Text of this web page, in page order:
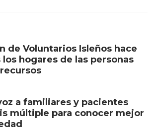
de Voluntarios Isleños hace
hogares de las personas
a familiares y pacientes
múltiple para conocer mejor